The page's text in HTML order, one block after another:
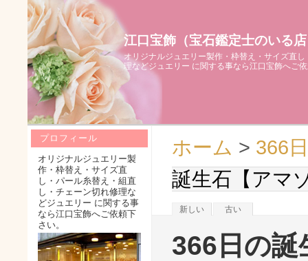
江口宝飾（宝石鑑定士のいる
オリジナルジュエリー製作・枠替え・サイズ直
理などジュエリー に関する事なら江口宝飾へご
ホーム > 366
誕生石【アマ
新しい 古い
366日の誕
プロフィール
オリジナルジュエリー製
作・枠替え・サイズ直
し・パール糸替え・組直
し・チェーン切れ修理な
どジュエリー に関する事
なら江口宝飾へご依頼下
さい。